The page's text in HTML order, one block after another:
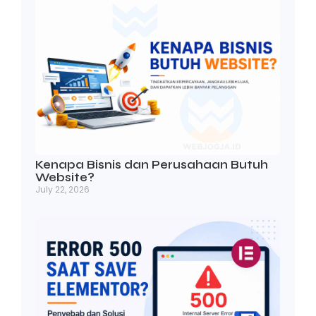
Kenapa Bisnis dan Perusahaan Butuh
Website?
July 22, 2026